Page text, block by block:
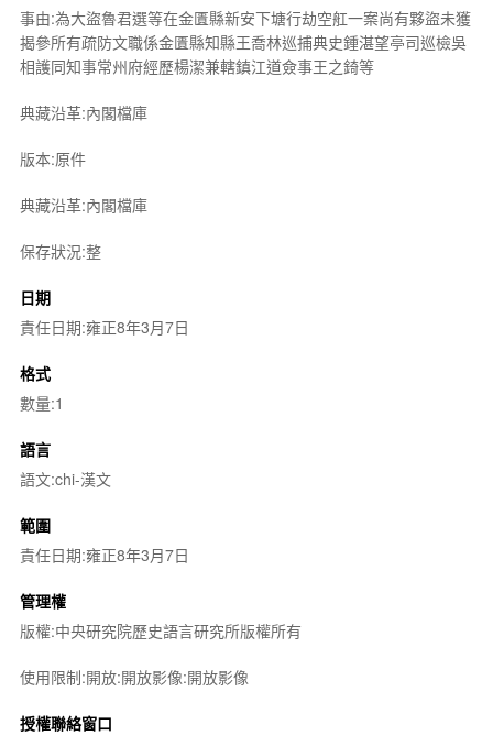
事由:為大盜魯君選等在金匱縣新安下塘行劫空舡一案尚有夥盜未獲
揭參所有疏防文職係金匱縣知縣王喬林巡捕典史鍾湛望亭司巡檢吳
相護同知事常州府經歷楊潔兼轄鎮江道僉事王之錡等
典藏沿革:內閣檔庫
版本:原件
典藏沿革:內閣檔庫
保存狀況:整
日期
責任日期:雍正8年3月7日
格式
數量:1
語言
語文:chi-漢文
範圍
責任日期:雍正8年3月7日
管理權
版權:中央研究院歷史語言研究所版權所有
使用限制:開放:開放影像:開放影像
授權聯絡窗口